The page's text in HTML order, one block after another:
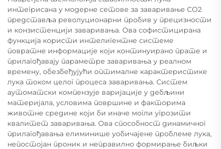
интегрисана у модерне сетове за заваривање СО2
представља револуционарни пробив у прецизности
и конзистенцији заваривања. Ова софистицирана
функција користи интелигентне системе
повратне информације који континуирано прате и
прилагођавају параметре заваривања у реалном
времену, обезбеђујући оптималне карактеристике
лука током целог процеса заваривања. Систем
аутоматски компензује варијације у дебљини
материјала, условима површине и факторима
животне средине који би иначе могли угрозити
квалитет заваривања. Ова способност динамичног
прилагођавања елиминише уобичајене проблеме лука,
непостојан проник и неправилно формирање биљки